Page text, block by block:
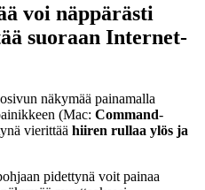
voi näppärästi
suoraan Internet-
näkymää painamalla
(Mac: Command-
vierittää hiiren rullaa ylös ja
pidettynä voit painaa